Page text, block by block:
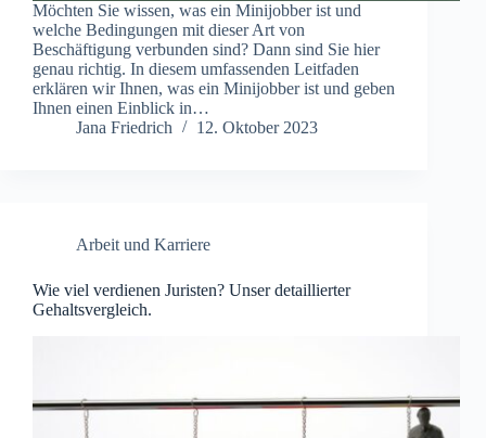
Möchten Sie wissen, was ein Minijobber ist und
welche Bedingungen mit dieser Art von
Beschäftigung verbunden sind? Dann sind Sie hier
genau richtig. In diesem umfassenden Leitfaden
erklären wir Ihnen, was ein Minijobber ist und geben
Ihnen einen Einblick in…
Jana Friedrich
12. Oktober 2023
Arbeit und Karriere
Wie viel verdienen Juristen? Unser detaillierter
Gehaltsvergleich.